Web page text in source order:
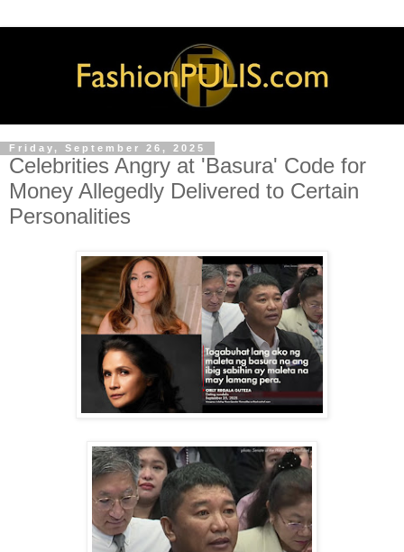
Friday, September 26, 2025
Celebrities Angry at 'Basura' Code for
Money Allegedly Delivered to Certain
Personalities